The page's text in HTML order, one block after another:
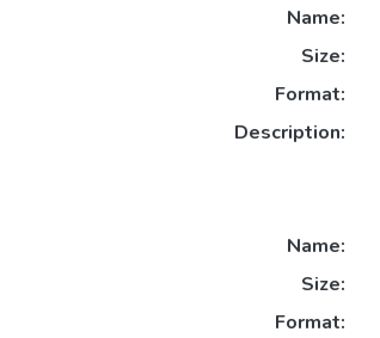
Name:
Size:
Format:
Description:
Name:
Size:
Format: